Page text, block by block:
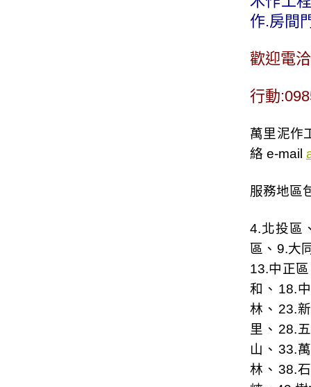
作.房間
歡迎電
行動
萬里泥作
絡 e-mail
服務地區
4.北投區
區 、9.大
13.中正區
和 、18.
林 、23.
里 、28.
山 、33.
林 、38.